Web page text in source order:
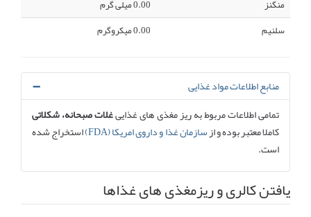
منگنز
0.00 میلی گرم
سلنیم
0.00 میکروگرم
منابع اطلاعات مواد غذایی
تمامی اطلاعات مربوط به ریز مغذی های غذاییغلات صبحانه، شکلاتی
کاملا معتبر بوده و ازسازمان غذا و داروی امریکا (FDA)
استخراج شده
است.
یافتن کالری و ریزمغذی های غذاها